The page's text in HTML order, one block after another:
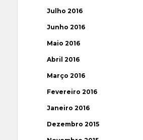
Julho 2016
Junho 2016
Maio 2016
Abril 2016
Março 2016
Fevereiro 2016
Janeiro 2016
Dezembro 2015